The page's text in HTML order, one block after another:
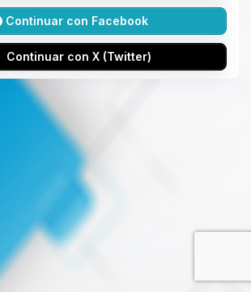
Continuar con Facebook
Continuar con X (Twitter)